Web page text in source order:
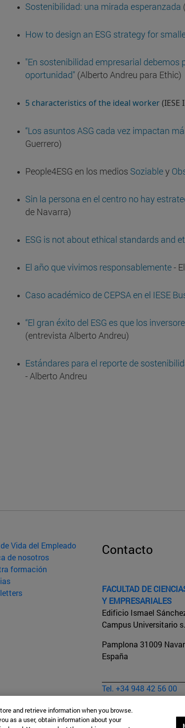
Sostenibilidad: una mirada esperanzada
How to design an ESG strategy for
"En sostenibilidad empresarial debemos
oportunidad" (Alberto Andreu para Ethic)
5 characteristics of the ideal worker(IESE
“Los asuntos ASG cada vez impactan
Guerrero)
People4ESG en los medios Soziabley
Sin la persona en el centro no hay
de Navarra)
ESG is not about ethical standards and
El año que vivimos responsablemente-
Caso académico de CEPSA en el IESE
“El gran éxito del ESG es que los
(entrevista Alberto Andreu)
Estándares para el reporte de
- Alberto Andreu
Vida del Empleado
de nosotros
formación
Contacto
FACULTAD DE
Y EMPRESARIALES
Edificio Ismael
Campus Universitario
Pamplona 31009
España
Tel. +34 948 42 56 00
and retrieve information when you browse.
as a user, obtain information about your